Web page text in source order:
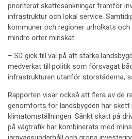
prioriterat skattesänkningar framför
infrastruktur och lokal service.
kommuner och regioner urholkats
mindre orter minskat.
– SD gick till val på att stärka
medverkat till politik som försvagat
infrastrukturen utanför storstäderna,
Rapporten visar också att flera av de
genomförts för landsbygden har skett
klimatomställningen. Sänkt skatt på
på vägtrafik har kombinerats med